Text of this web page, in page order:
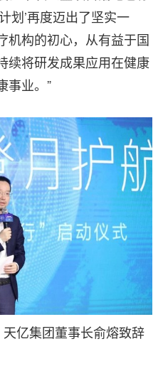
划’再度迈出了坚实一
机构的初心，从有益于国
续将研发成果应用在健康
事业。”
亿集团董事长俞熔致辞